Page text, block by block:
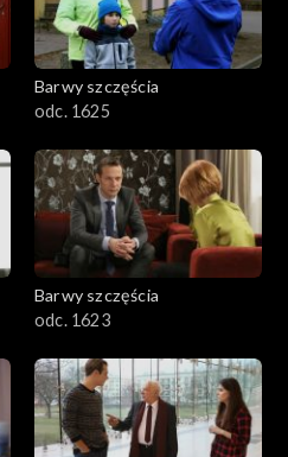
Barwy szczęścia
odc. 1625
Barwy szczęścia
odc. 1623